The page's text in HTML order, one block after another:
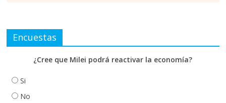
Encuestas
¿Cree que Milei podrá reactivar la economía?
Si
No